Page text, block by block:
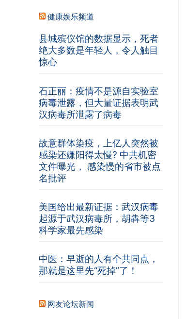
健康娱乐频道
县城殡仪馆的数据显示，死者
绝大多数是年轻人，令人触目
惊心
石正丽：疫情不是源自实验室
病毒泄露，但大量证据表明武
汉病毒所泄露了病毒
故意群体染疫，上亿人突然被
感染还嫌阳得太慢? 中共机密
文件曝光， 感染慢的省市被点
名批评
美国给出最新证据：武汉病毒
起源于武汉病毒所，胡犇等3
科学家最先感染
中医：早逝的人有个共同点，
那就是这里先“死掉”了！
网友论坛新闻